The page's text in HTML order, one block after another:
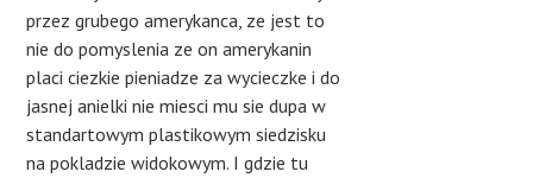
przez grubego amerykanca, ze jest to
nie do pomyslenia ze on amerykanin
placi ciezkie pieniadze za wycieczke i do
jasnej anielki nie miesci mu sie dupa w
standartowym plastikowym siedzisku
na pokladzie widokowym. I gdzie tu